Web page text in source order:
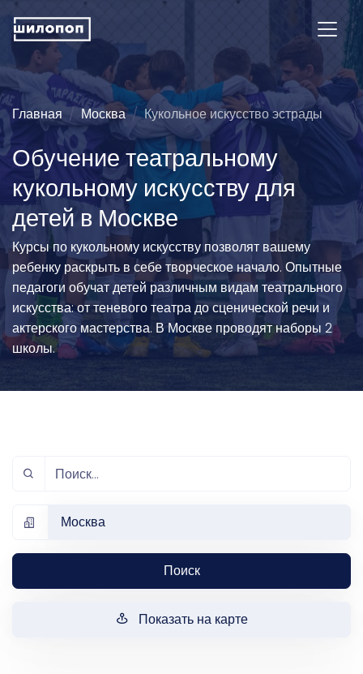
Главная Москва Кукольное искусство эстрады
Обучение театральному
кукольному искусству для
детей в Москве
Курсы по кукольному искусству позволят вашему
ребенку раскрыть в себе творческое начало. Опытные
педагоги обучат детей различным видам театрального
искусства: от теневого театра до сценической речи и
актерского мастерства. В Москве проводят наборы 2
школы.
Москва
Поиск
Показать на карте